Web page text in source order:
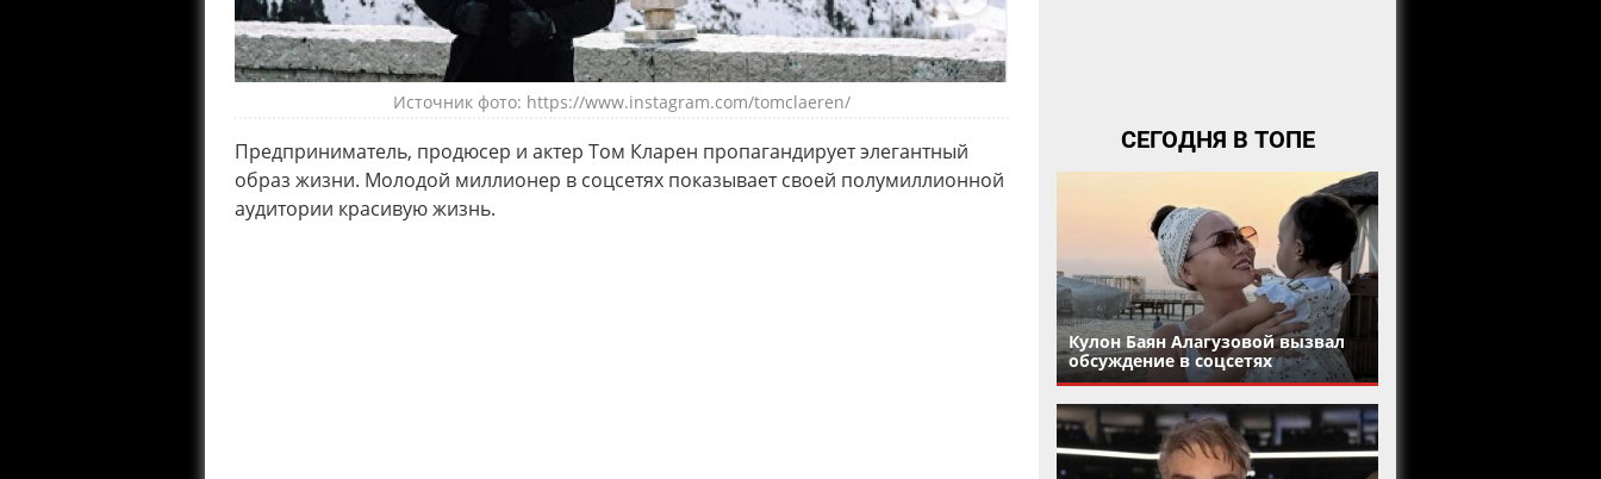
Источник фото: https://www.instagram.com/tomclaeren/
Предприниматель, продюсер и актер Том Кларен пропагандирует элегантный
образ жизни. Молодой миллионер в соцсетях показывает своей полумиллионной
аудитории красивую жизнь.
СЕГОДНЯ В ТОПЕ
Кулон Баян Алагузовой вызвал
обсуждение в соцсетях